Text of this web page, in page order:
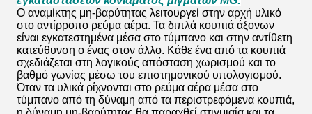
Ο αναμίκτης μη-βαρύτητας λειτουργεί στην αρχή υλικό
στο αντίρροπο ρεύμα αέρα. Τα διπλά κουπιά άξονων
είναι εγκατεστημένα μέσα στο τύμπανο και στην αντίθετη
κατεύθυνση ο ένας στον άλλο. Κάθε ένα από τα κουπιά
σχεδιάζεται στη λογικούς απόσταση χωρισμού και το
βαθμό γωνίας μέσω του επιστημονικού υπολογισμού.
Όταν τα υλικά ρίχνονται στο ρεύμα αέρα μέσα στο
τύμπανο από τη δύναμη από τα περιστρεφόμενα κουπιά,